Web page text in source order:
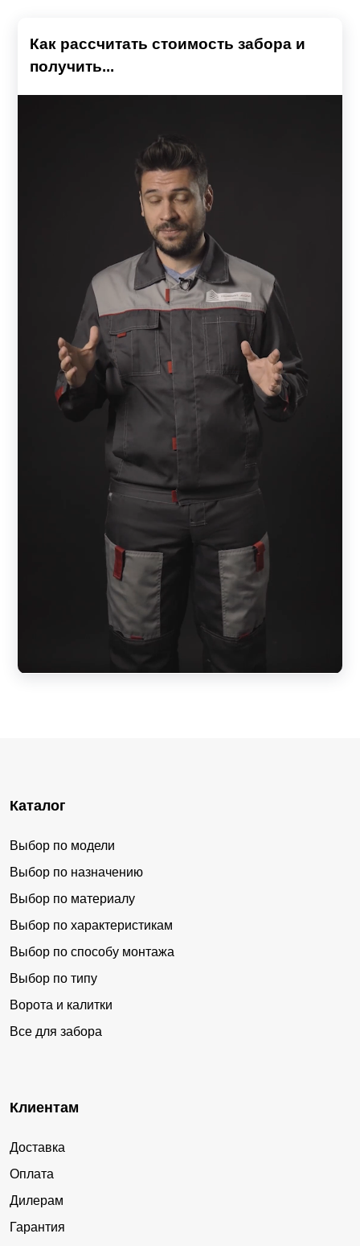
Как рассчитать стоимость забора и
получить...
Каталог
Выбор по модели
Выбор по назначению
Выбор по материалу
Выбор по характеристикам
Выбор по способу монтажа
Выбор по типу
Ворота и калитки
Все для забора
Клиентам
Доставка
Оплата
Дилерам
Гарантия